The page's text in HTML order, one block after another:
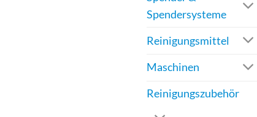
gewählt
werden
Spendersysteme
Reinigungsmittel
Maschinen
Reinigungszubehör